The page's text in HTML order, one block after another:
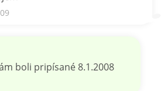
boli pripísané 8.1.2008